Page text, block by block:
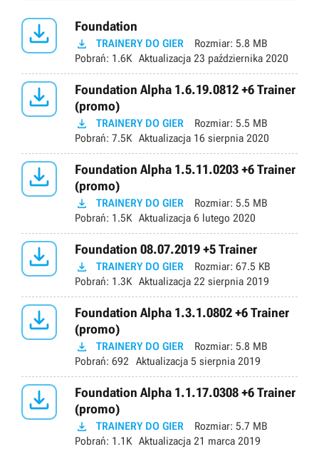
 Foundation
 TRAINERY DO GIER Rozmiar: 5.8 MB
Pobrań: 1.6K Aktualizacja 23 października 2020

Foundation Alpha 1.6.19.0812 +6 Trainer
(promo)
 TRAINERY DO GIER Rozmiar: 5.5 MB
Pobrań: 7.5K Aktualizacja 16 sierpnia 2020

Foundation Alpha 1.5.11.0203 +6 Trainer
(promo)
 TRAINERY DO GIER Rozmiar: 5.5 MB
Pobrań: 1.5K Aktualizacja 6 lutego 2020
 Foundation 08.07.2019 +5 Trainer
 TRAINERY DO GIER Rozmiar: 67.5 KB
Pobrań: 1.3K Aktualizacja 22 sierpnia 2019

Foundation Alpha 1.3.1.0802 +6 Trainer
(promo)
 TRAINERY DO GIER Rozmiar: 5.8 MB
Pobrań: 692 Aktualizacja 5 sierpnia 2019

Foundation Alpha 1.1.17.0308 +6 Trainer
(promo)
 TRAINERY DO GIER Rozmiar: 5.7 MB
Pobrań: 1.1K Aktualizacja 21 marca 2019